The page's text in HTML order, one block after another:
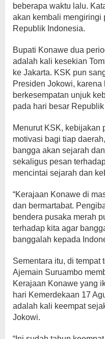
beberapa waktu lalu.
akan kembali mengiringi
Republik Indonesia.
Bupati Konawe dua
adalah kali kesekian
ke Jakarta. KSK pun
Presiden Jokowi,
berkesempatan unjuk
pada hari besar
Menurut KSK, kebijakan
motivasi bagi tiap
bangga akan sejarah
sekaligus pesan
mencintai sejarah dan
“Kerajaan Konawe di
dan bermartabat.
bendera pusaka merah
terhadap kita agar
banggalah kepada
Sementara itu, di tempat
Ajemain Suruambo
Kerajaan Konawe yang
hari Kemerdekaan 17
adalah kali keempat
Jokowi.